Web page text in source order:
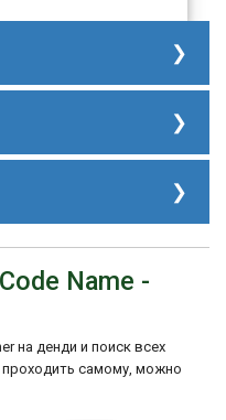
кодов или
стиле
шутеров того
механику и
Name -
на денди и поиск всех
проходить самому, можно